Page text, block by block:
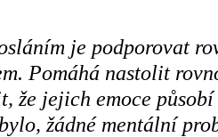
je podporovat
Pomáhá nastolit
že jejich emoce
žádné mentální